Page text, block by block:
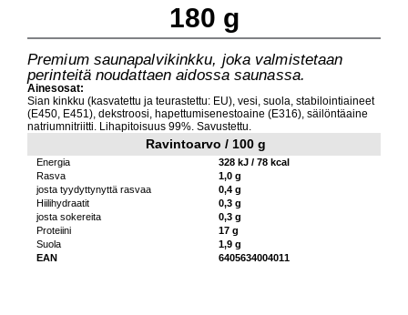
180 g
Premium saunapalvikinkku, joka valmistetaan
perinteitä noudattaen aidossa saunassa.
Ainesosat:
Sian kinkku (kasvatettu ja teurastettu: EU), vesi, suola, stabilointiaineet
(E450, E451), dekstroosi, hapettumisenestoaine (E316), säilöntäaine
natriumnitriitti. Lihapitoisuus 99%. Savustettu.
Ravintoarvo / 100 g
Energia
Rasva
josta tyydyttynyttä rasvaa
Hiilihydraatit
josta sokereita
Proteiini
Suola
EAN
328 kJ / 78 kcal
1,0 g
0,4 g
0,3 g
0,3 g
17 g
1,9 g
6405634004011